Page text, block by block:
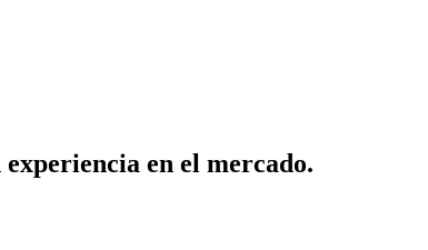
en el mercado.